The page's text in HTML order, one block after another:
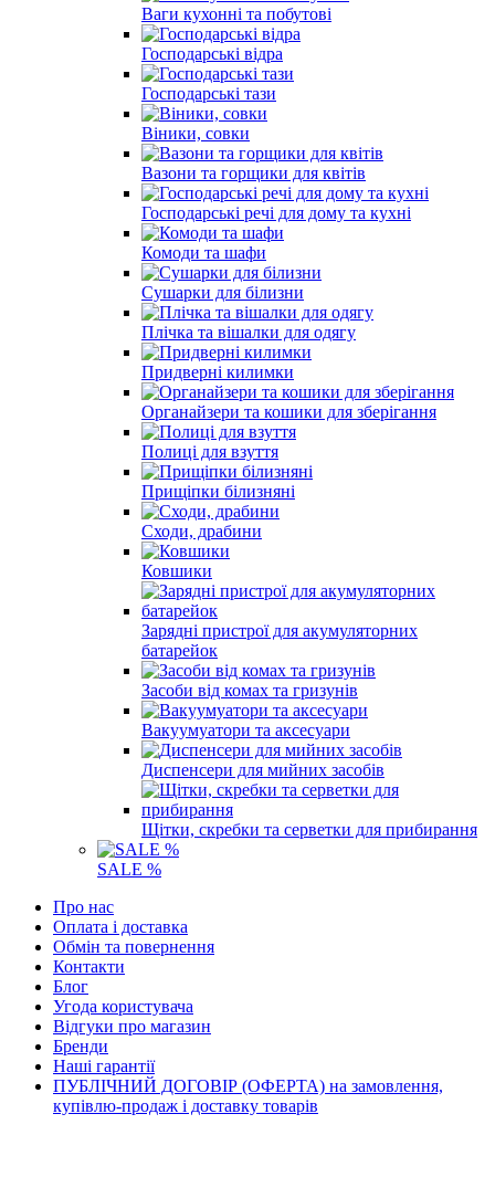
Ваги кухонні та побутові
Господарські відра
Господарські тази
Віники, совки
Вазони та горщики для квітів
Господарські речі для дому та кухні
Комоди та шафи
Сушарки для білизни
Плічка та вішалки для одягу
Придверні килимки
Органайзери та кошики для зберігання
Полиці для взуття
Прищіпки білизняні
Сходи, драбини
Ковшики
Зарядні пристрої для акумуляторних
батарейок
Засоби від комах та гризунів
Вакуумуатори та аксесуари
Диспенсери для мийних засобів
Щітки, скребки та серветки для прибирання
SALE %
Про нас
Оплата і доставка
Обмін та повернення
Контакти
Блог
Угода користувача
Відгуки про магазин
Бренди
Наші гарантії
ПУБЛІЧНИЙ ДОГОВІР (ОФЕРТА) на замовлення,
купівлю-продаж і доставку товарів